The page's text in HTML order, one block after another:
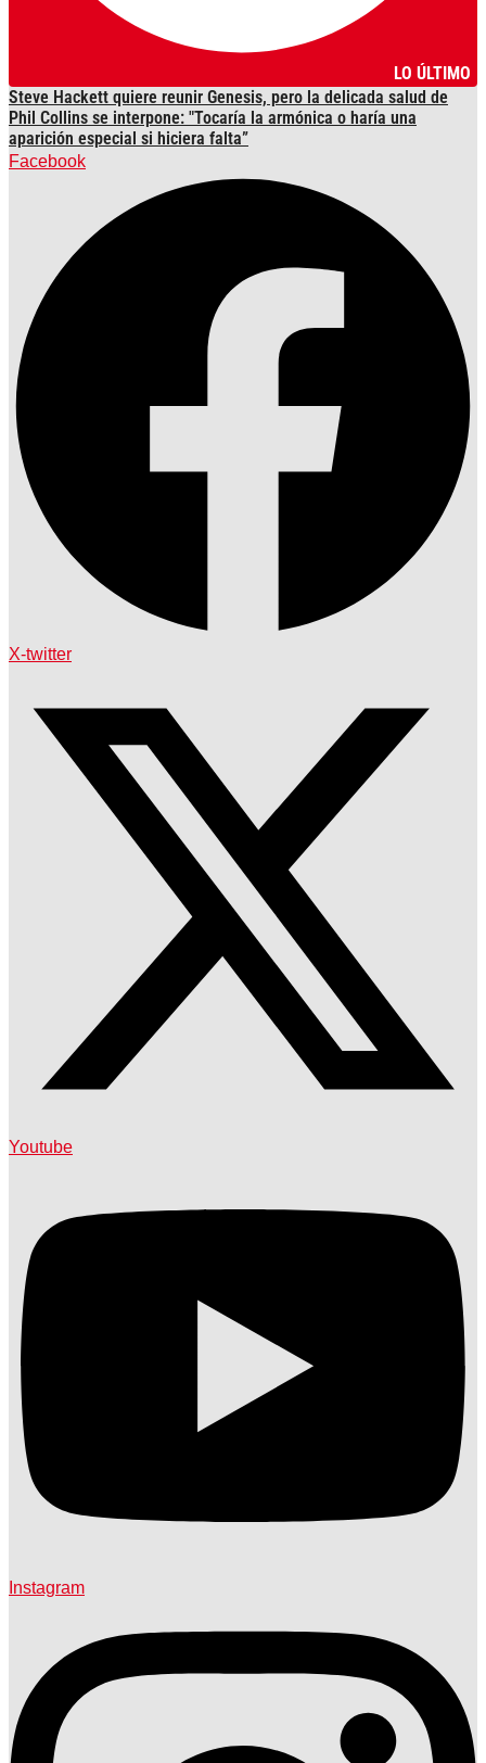
LO ÚLTIMO
Steve Hackett quiere reunir Genesis, pero la delicada salud de
Phil Collins se interpone: "Tocaría la armónica o haría una
aparición especial si hiciera falta”
Facebook
X-twitter
Youtube
Instagram